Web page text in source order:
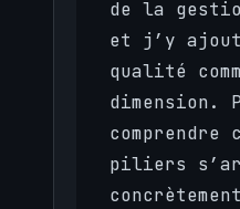
de la
et j’y
qualité
dimension.
comprendre
piliers